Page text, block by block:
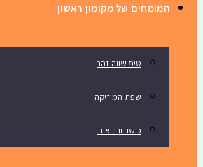
המומחים של מקומון ראשון
טיפ שווה זהב
שפת המוזיקה
כושר ובריאות